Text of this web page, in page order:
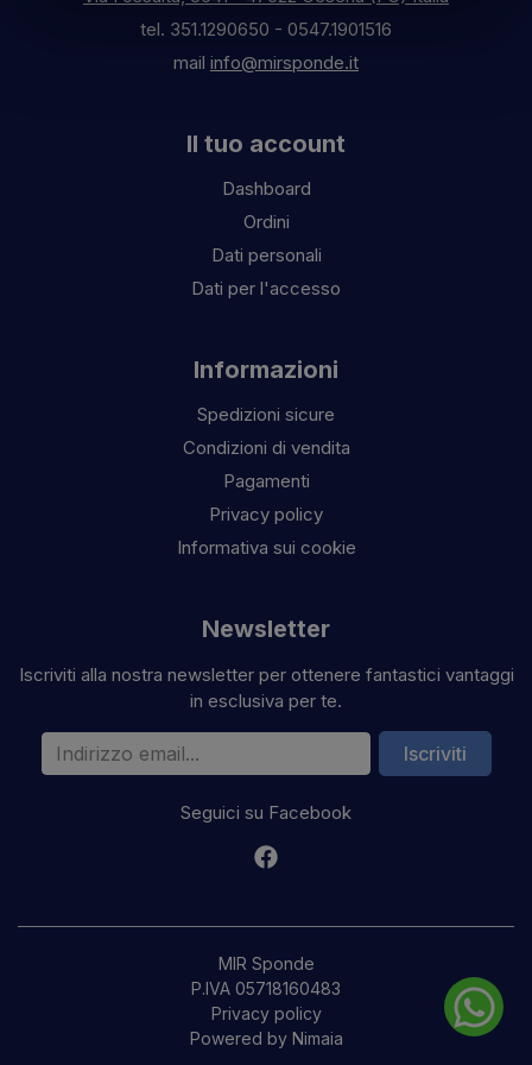
tel. 351.1290650 - 0547.1901516
mail info@mirsponde.it
Il tuo account
Dashboard
Ordini
Dati personali
Dati per l'accesso
Informazioni
Spedizioni sicure
Condizioni di vendita
Pagamenti
Privacy policy
Informativa sui cookie
Newsletter
Iscriviti alla nostra newsletter per ottenere fantastici vantaggi
in esclusiva per te.
Indirizzo email Iscriviti
Seguici su Facebook
MIR Sponde
P.IVA 05718160483
Privacy policy
Powered by Nimaia